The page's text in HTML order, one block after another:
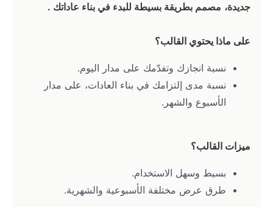
جديدة، مصمم بطريقة بسيطة للبدء في بناء عاداتك .
على ماذا يحتوي القالب؟
نسبة انجازك وتفدّمك على مدار اليوم.
نسبة مدى إلتزامك في بناء العادات، على مدار
الأسبوع والشهر.
ميزات القالب؟
بسيط وسهل الاستخدام.
طرق عرض مختلفة الأسبوعية والشهرية.